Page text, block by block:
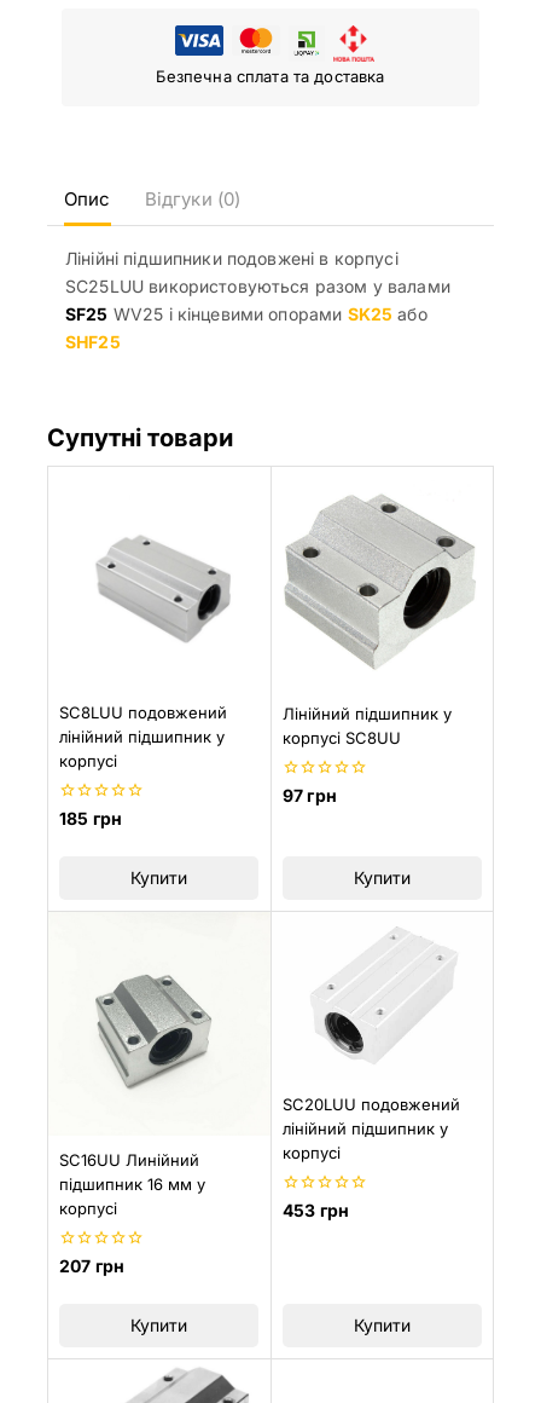
Безпечна сплата та доставка
Опис Відгуки (0)
Лінійні підшипники подовжені в корпусі
SC25LUU використовуються разом у валами
SF25 WV25 і кінцевими опорами SK25 або
SHF25
Супутні товари
SC8LUU подовжений
лінійний підшипник у
корпусі
0
185 грн
Купити
Лінійний підшипник у
корпусі SC8UU
0
97грн
Купити
SC16UU Линійний
підшипник 16 мм у
корпусі
0
207 грн
Купити
SC20LUU подовжений
лінійний підшипник у
корпусі
0
453 грн
Купити